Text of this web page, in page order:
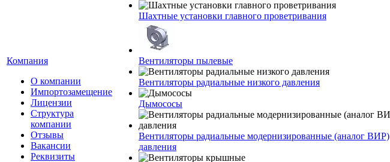
Компания
О компании
Импортозамещение
Лицензии
Структура
компании
Отзывы
Вакансии
Реквизиты
Шахтные установки главного проветривания
Вентиляторы пылевые
Вентиляторы радиальные низкого давления
Дымососы
Вентиляторы радиальные модернизированные (аналог ВИР)
давления